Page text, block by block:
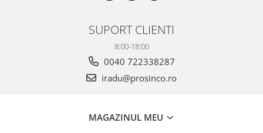
SUPORT CLIENTI
8:00-18:00
0040 722338287
iradu@prosinco.ro
MAGAZINUL MEU